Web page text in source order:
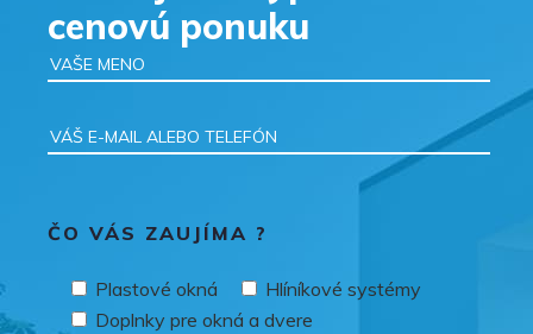
cenovú ponuku
ČO VÁS ZAUJÍMA ?
Plastové okná
Hlíníkové systémy
Doplnky pre okná a dvere